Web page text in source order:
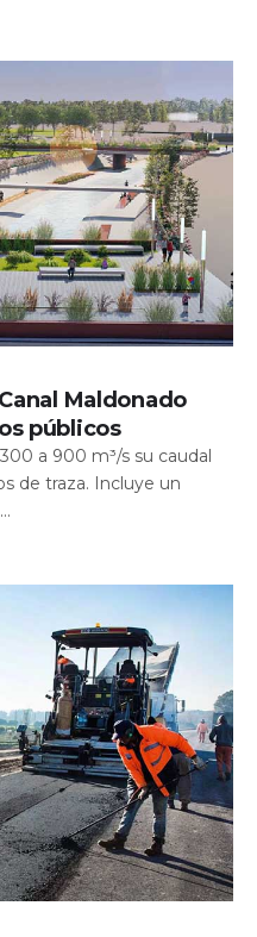
Maldonado
públicos
a 900 m³/s su caudal
de traza. Incluye un